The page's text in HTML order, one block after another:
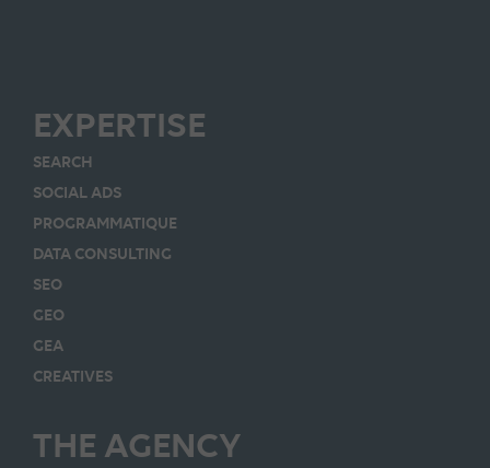
EXPERTISE
SEARCH
SOCIAL ADS
PROGRAMMATIQUE
DATA CONSULTING
SEO
GEO
GEA
CREATIVES
THE AGENCY